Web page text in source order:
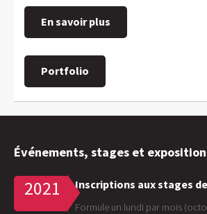
En savoir plus
Portfolio
Événements, stages et
2021 Inscriptions aux stages
Formule un lundi par mois